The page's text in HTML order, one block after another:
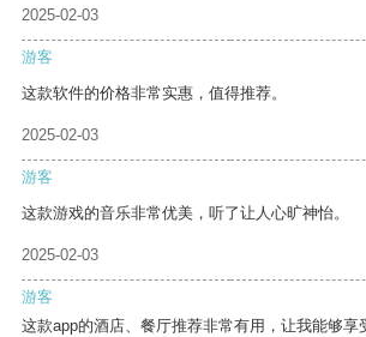
2025-02-03
游客
这款软件的价格非常实惠，值得推荐。
2025-02-03
游客
这款游戏的音乐非常优美，听了让人心旷神怡。
2025-02-03
游客
这款app的酒店、餐厅推荐非常有用，让我能够享